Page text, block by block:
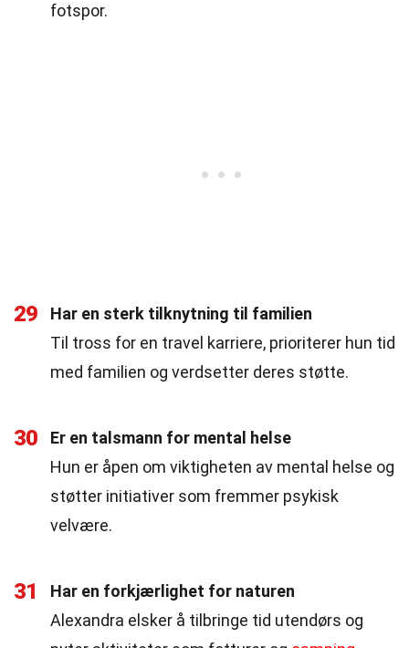
fotspor.
29
Har en sterk tilknytning til familien
Til tross for en travel karriere, prioriterer hun tid
med familien og verdsetter deres støtte.
30
Er en talsmann for mental helse
Hun er åpen om viktigheten av mental helse og
støtter initiativer som fremmer psykisk
velvære.
31
Har en forkjærlighet for naturen
Alexandra elsker å tilbringe tid utendørs og